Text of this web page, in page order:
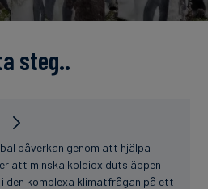
finanser
steg..
påverkan genom att hjälpa
att minska koldioxidutsläppen
i den komplexa klimatfrågan på ett